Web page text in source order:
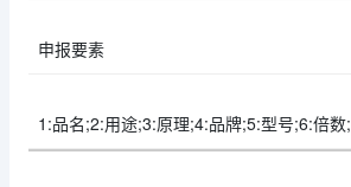
申报要素
1:品名;2:用途;3:原理;4:品牌;5:型号;6:倍数;